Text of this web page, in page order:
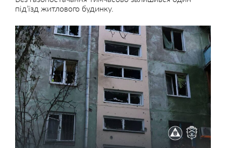
під’їзд житлового будинку.